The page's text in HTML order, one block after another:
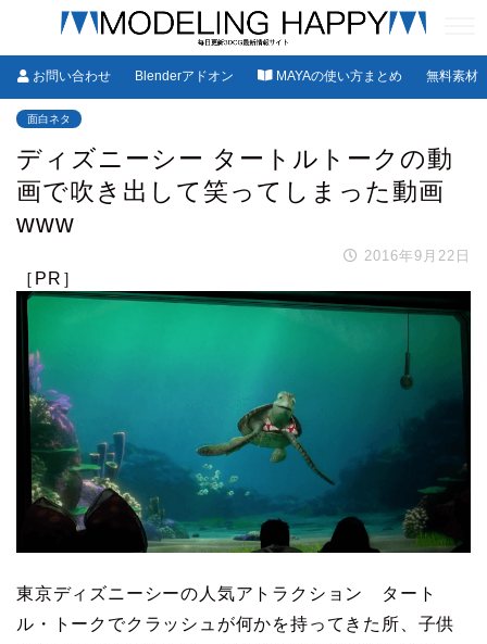
お問い合わせ Blenderアドオン MAYAの使い方まとめ 無料素材
面白ネタ
ディズニーシー タートルトークの動
画で吹き出して笑ってしまった動画
www
2016年9月22日
［PR］
東京ディズニーシーの人気アトラクション タート
ル・トークでクラッシュが何かを持ってきた所、子供